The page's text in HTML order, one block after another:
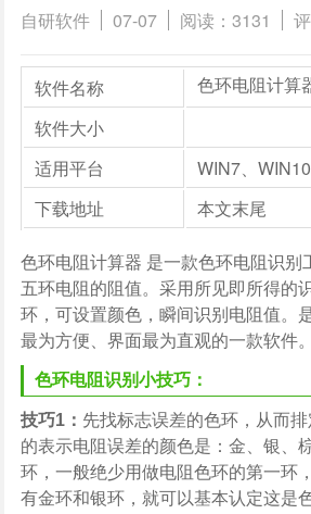
自研软件 07-07 阅读：3131
软件名称 色环电阻计算
软件大小
适用平台
WIN7、
下载地址
本文末尾
色环电阻计算器 是一款色环电阻识别
五环电阻的阻值。采用所见即所得的
环，可设置颜色，瞬间识别电阻值。
最为方便、界面最为直观的一款软件。
色环电阻识别小技巧：
技巧1： 先找标志误差的色环，从而
的表示电阻误差的颜色是：金、银、
环，一般绝少用做电阻色环的第一环
有金环和银环，就可以基本认定这是